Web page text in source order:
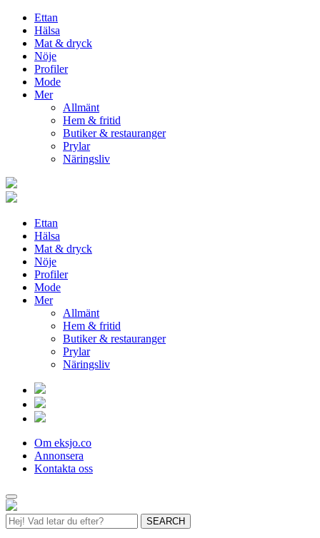
Ettan
Hälsa
Mat & dryck
Nöje
Profiler
Mode
Mer
Allmänt
Hem & fritid
Butiker & restauranger
Prylar
Näringsliv
Ettan
Hälsa
Mat & dryck
Nöje
Profiler
Mode
Mer
Allmänt
Hem & fritid
Butiker & restauranger
Prylar
Näringsliv
Om eksjo.co
Annonsera
Kontakta oss